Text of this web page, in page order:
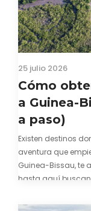
25 julio 2026
Cómo
a Guinea-
a paso)
Existen destinos
aventura que
Guinea-Bissau, te
hasta aquí
hayas encontrado